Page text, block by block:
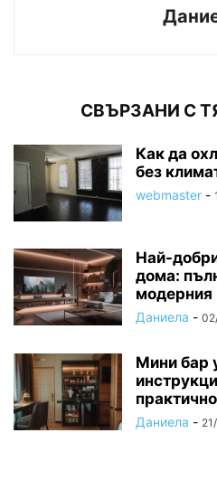
СВЪРЗАНИ С
Как да
без
webmaster -
Най-
дома:
Даниела -
Мини бар
Даниела -